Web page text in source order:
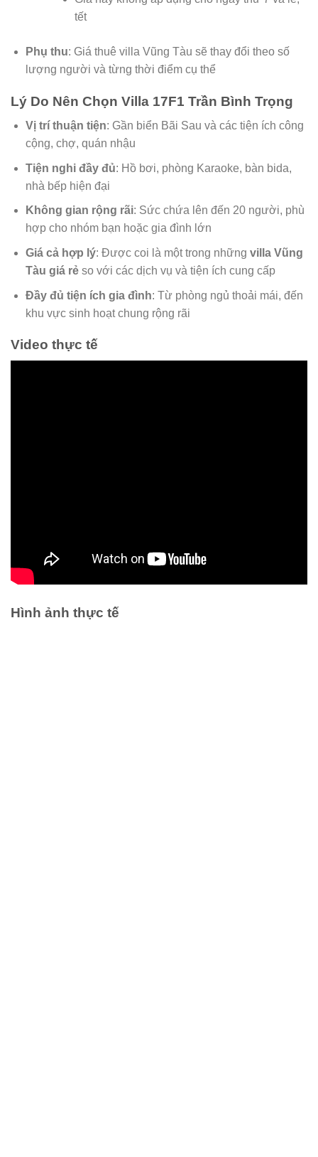
tết
Phụ thu: Giá thuê villa Vũng Tàu sẽ thay đổi theo số
lượng người và từng thời điểm cụ thể
Lý Do Nên Chọn Villa 17F1 Trần Bình Trọng
Vị trí thuận tiện: Gần biển Bãi Sau và các tiện ích công
cộng, chợ, quán nhậu
Tiện nghi đầy đủ: Hồ bơi, phòng Karaoke, bàn bida,
nhà bếp hiện đại
Không gian rộng rãi: Sức chứa lên đến 20 người, phù
hợp cho nhóm bạn hoặc gia đình lớn
Giá cả hợp lý: Được coi là một trong những villa Vũng
Tàu giá rẻso với các dịch vụ và tiện ích cung cấp
Đầy đủ tiện ích gia đình: Từ phòng ngủ thoải mái, đến
khu vực sinh hoạt chung rộng rãi
Video thực tế
Hình ảnh thực tế